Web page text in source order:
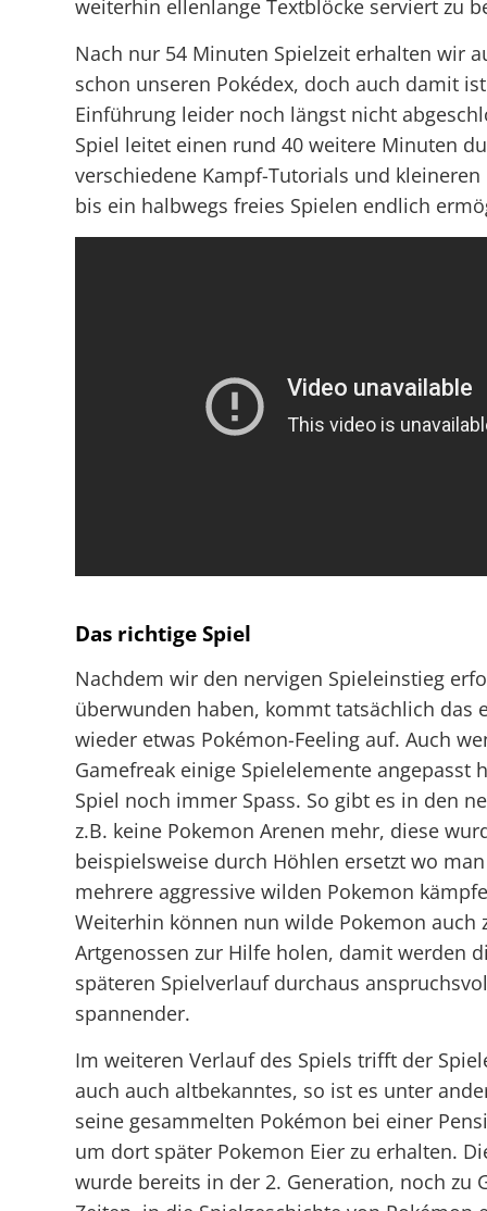
weiterhin ellenlange Textblöcke serviert zu
Nach nur 54 Minuten Spielzeit erhalten wir
schon unseren Pokédex, doch auch damit
Einführung leider noch längst nicht
Spiel leitet einen rund 40 weitere Minuten
verschiedene Kampf-Tutorials und
bis ein halbwegs freies Spielen endlich
Das richtige Spiel
Nachdem wir den nervigen Spieleinstieg
überwunden haben, kommt tatsächlich das
wieder etwas Pokémon-Feeling auf. Auch
Gamefreak einige Spielelemente angepasst
Spiel noch immer Spass. So gibt es in den
z.B. keine Pokemon Arenen mehr, diese
beispielsweise durch Höhlen ersetzt wo
mehrere aggressive wilden Pokemon
Weiterhin können nun wilde Pokemon auch
Artgenossen zur Hilfe holen, damit werden
späteren Spielverlauf durchaus
spannender.
Im weiteren Verlauf des Spiels trifft der
auch auch altbekanntes, so ist es unter
seine gesammelten Pokémon bei einer
um dort später Pokemon Eier zu erhalten.
wurde bereits in der 2. Generation, noch zu